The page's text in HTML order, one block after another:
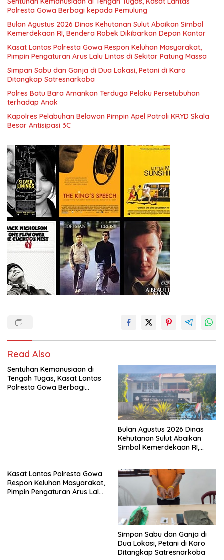
Polresta Gowa Berbagi kepada Pemulung
Bulan Agustus 2026 Dinas Kehutanan Sulut Abaikan Simbol
Kemerdekaan RI, Bendera Robek Dikibarkan Depan Kantor
Kasat Lantas Polresta Gowa Respon Keluhan Masyarakat,
Pimpin Pengaturan Arus Lalu Lintas di Sekitar Patung Massa
Simpan Sabu dan Ganja di Dua Lokasi, Petani di Karo
Ditangkap Satresnarkoba
Polres Batu Bara Amankan Terduga Pelaku Persetubuhan
terhadap Anak
Kapolres Pelabuhan Belawan Pimpin Apel Patroli KRYD Skala
Besar Antisipasi 3C
Read Also
Sentuhan Kemanusiaan di
Tengah Tugas, Kasat Lantas
Polresta Gowa Berbagi
Bulan Agustus 2026 Dinas
Kehutanan Sulut Abaikan
Simbol Kemerdekaan RI,
Kasat Lantas Polresta Gowa
Respon Keluhan Masyarakat,
Pimpin Pengaturan Arus Lalu
Simpan Sabu dan Ganja di
Dua Lokasi, Petani di Karo
Ditangkap Satresnarkoba